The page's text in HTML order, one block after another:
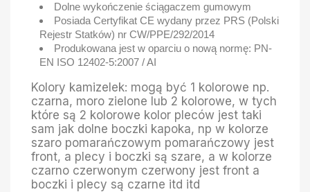
Dolne wykończenie ściągaczem gumowym
Posiada Certyfikat CE wydany przez PRS (Polski
Rejestr Statków) nr CW/PPE/292/2014
Produkowana jest w oparciu o nową normę: PN-
EN ISO 12402-5:2007 / AI
Kolory kamizelek: mogą być 1 kolorowe np.
czarna, moro zielone lub 2 kolorowe, w tych
które są 2 kolorowe kolor pleców jest taki
sam jak dolne boczki kapoka, np w kolorze
szaro pomarańczowym pomarańczowy jest
front, a plecy i boczki są szare, a w kolorze
czarno czerwonym czerwony jest front a
boczki i plecy są czarne itd itd